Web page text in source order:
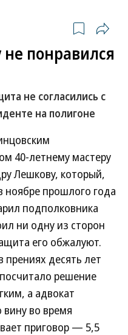
не понравился
не согласились с
на полигоне
40-летнему мастеру
Лешкову, который,
прошлого года
подполковника
ни одну из сторон
его обжалуют.
прениях десять лет
решение
а адвокат
во время
приговор — 5,5